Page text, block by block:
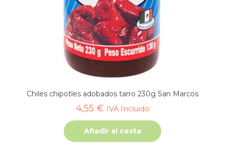
Chiles chipotles adobados tarro 230g San Marcos
4,55 € IVA Incluido
Añadir al cesta